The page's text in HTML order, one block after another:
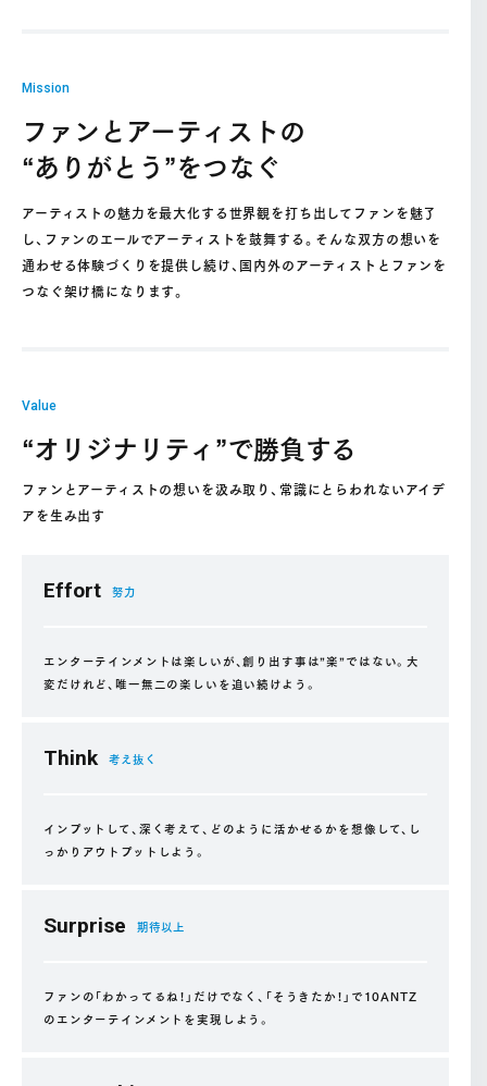
Mission
ファンとアーティストの
“ありがとう”をつなぐ
アーティストの魅力を最大化する世界観を打ち出してファンを魅了
し、ファンのエールでアーティストを鼓舞する。そんな双方の想いを
通わせる体験づくりを提供し続け、国内外のアーティストとファンを
つなぐ架け橋になります。
Value
“オリジナリティ”で勝負する
ファンとアーティストの想いを汲み取り、常識にとらわれないアイデ
アを生み出す
Effort 努力
エンターテインメントは楽しいが、創り出す事は”楽”ではない。大
変だけれど、唯一無二の楽しいを追い続けよう。
Think 考え抜く
インプットして、深く考えて、どのように活かせるかを想像して、し
っかりアウトプットしよう。
Surprise 期待以上
ファンの「わかってるね！」だけでなく、「そうきたか！」で10ANTZ
のエンターテインメントを実現しよう。